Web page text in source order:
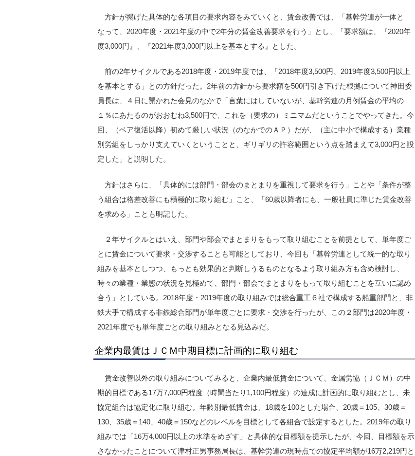
方針が掲げた具体的な各項目の要求内容をみていくと、賃金改善では、「基幹労連が一体と
なって、2020年度・2021年度の中で2年分の賃金改善要求を行う」とし、「要求額は、『2020年
度3,000円』、『2021年度3,000円以上を基本とする』とした。
前の2年サイクルである2018年度・2019年度では、「2018年度3,500円、2019年度3,500円以上
を基本とする」との方針だった。2年前の方針から要求額を500円引き下げた根拠について神田委
員長は、４日に開かれた会見のなかで「言葉にはしていないが、基幹労連の月例賃金の平均の
１％にあたるのがおおむね3,500円で、これを（要求の）ミニマムだということでやってきた。今
回、（ベア復活以降）初めて厳しい状況（のなかでのＡＰ）だが、（主に中小で構成する）業種
別労組をしっかり支えていくということと、ギリギリの許容範囲という点を踏まえて3,000円と設
定した」と説明した。
方針はさらに、「具体的には部門・部会のまとまりを重視して要求を行う」ことや「条件が整
う組合は格差改善にも積極的に取り組む」こと、「60歳以降者にも、一般社員に準じた賃金改善
を求める」ことも明記した。
２年サイクルとはいえ、部門や部会でまとまりをもって取り組むことを前提として、単年度ご
とに賃金について要求・交渉することも可能としており、今回も「基幹労連として統一的な取り
組みを基本としつつ、もっとも効果的と判断しうるものとなるよう取り組み方も含め検討し、
時々の業種・業態の状況を見極めて、部門・部会でまとまりをもって取り組むことを互いに認め
合う」としている。2018年度・2019年度の取り組みでは総合重工６社で構成する船重部門と、非
鉄大手で構成する非鉄総合部門が単年度ごとに要求・交渉を行ったが、この２部門は2020年度・
2021年度でも単年度ごとの取り組みとなる見込みだ。
企業内最賃はＪＣＭ中期目標に計画的に取り組む
賃金改善以外の取り組みについてみると、企業内最低賃金について、金属労協（ＪＣＭ）の中
期的目標である17万7,000円程度（時間当たり1,100円程度）の達成に計画的に取り組むとし、未
協定組合は協定化に取り組む。年齢別最低賃金は、18歳を100とした場合、20歳＝105、30歳＝
130、35歳＝140、40歳＝150などのレベルを目標として各組合で設定するとした。2019年の取り
組みでは「16万4,000円以上の水準をめざす」と具体的な目標額を提示したが、今回、目標額を示
さなかったことについて津村正男事務局長は、基幹労連の現時点での協定平均額が16万2,219円と